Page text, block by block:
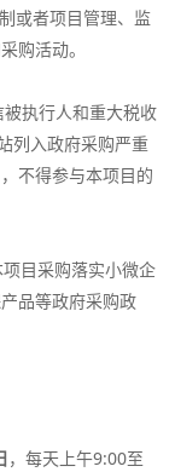
或者项目管理、监
购活动。
被执行人和重大税收
列入政府采购严重
不得参与本项目的
目采购落实小微企
品等政府采购政
，每天上午9:00至